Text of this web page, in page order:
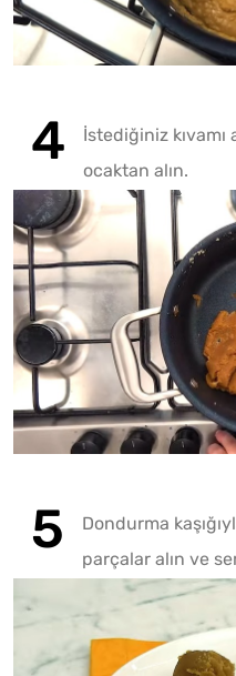
İstediğiniz kıvamı
ocaktan alın.
Dondurma
parçalar alın ve